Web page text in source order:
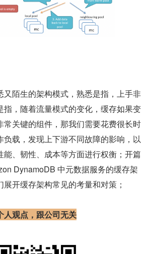
又陌生的架构模式，熟悉是指，上手非
指，随着流量模式的变化，缓存如果变
常关键的组件，那我们需要花费很长时
负载，发现上下游不同故障的影响，以
能、韧性、成本等方面进行权衡；开篇
DynamoDB 中元数据服务的缓存架
开缓存架构常见的考量和对策；
人观点，跟公司无关